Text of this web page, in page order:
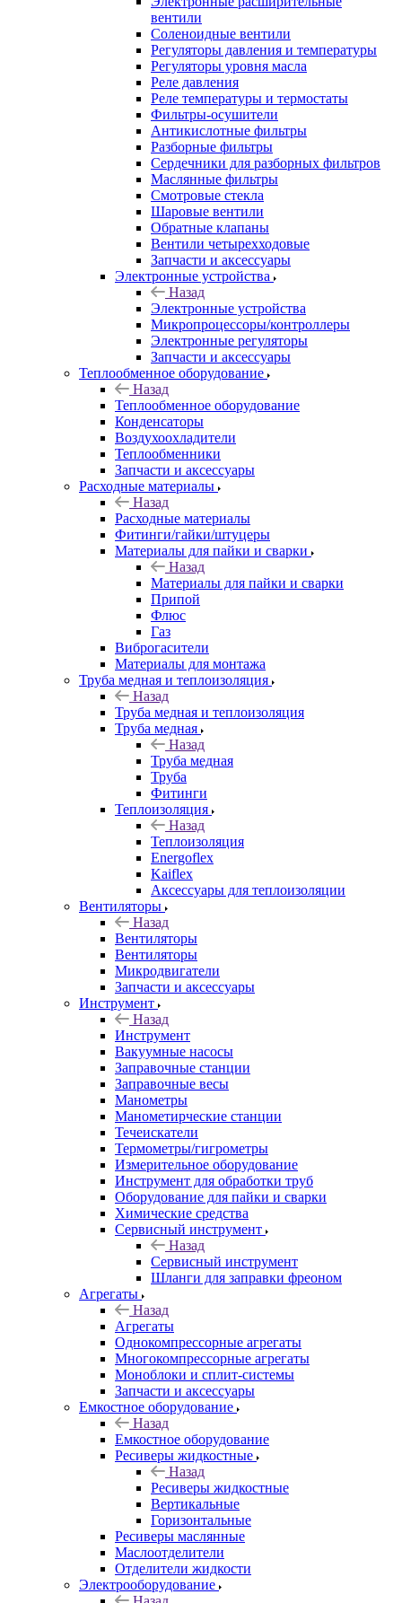
вентили
Соленоидные вентили
Регуляторы давления и температуры
Регуляторы уровня масла
Реле давления
Реле температуры и термостаты
Фильтры-осушители
Антикислотные фильтры
Разборные фильтры
Сердечники для разборных фильтров
Маслянные фильтры
Смотровые стекла
Шаровые вентили
Обратные клапаны
Вентили четырехходовые
Запчасти и аксессуары
Электронные устройства
Назад
Электронные устройства
Микропроцессоры/контроллеры
Электронные регуляторы
Запчасти и аксессуары
Теплообменное оборудование
Назад
Теплообменное оборудование
Конденсаторы
Воздухоохладители
Теплообменники
Запчасти и аксессуары
Расходные материалы
Назад
Расходные материалы
Фитинги/гайки/штуцеры
Материалы для пайки и сварки
Назад
Материалы для пайки и сварки
Припой
Флюс
Газ
Виброгасители
Материалы для монтажа
Труба медная и теплоизоляция
Назад
Труба медная и теплоизоляция
Труба медная
Назад
Труба медная
Труба
Фитинги
Теплоизоляция
Назад
Теплоизоляция
Energoflex
Kaiflex
Аксессуары для теплоизоляции
Вентиляторы
Назад
Вентиляторы
Вентиляторы
Микродвигатели
Запчасти и аксессуары
Инструмент
Назад
Инструмент
Вакуумные насосы
Заправочные станции
Заправочные весы
Манометры
Манометирческие станции
Течеискатели
Термометры/гигрометры
Измерительное оборудование
Инструмент для обработки труб
Оборудование для пайки и сварки
Химические средства
Сервисный инструмент
Назад
Сервисный инструмент
Шланги для заправки фреоном
Агрегаты
Назад
Агрегаты
Однокомпрессорные агрегаты
Многокомпрессорные агрегаты
Моноблоки и сплит-системы
Запчасти и аксессуары
Емкостное оборудование
Назад
Емкостное оборудование
Ресиверы жидкостные
Назад
Ресиверы жидкостные
Вертикальные
Горизонтальные
Ресиверы маслянные
Маслоотделители
Отделители жидкости
Электрооборудование